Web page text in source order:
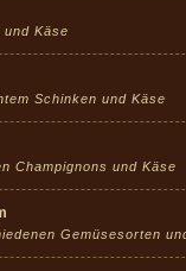
und Käse
Schinken und Käse
Champignons und Käse
Gemüsesorten